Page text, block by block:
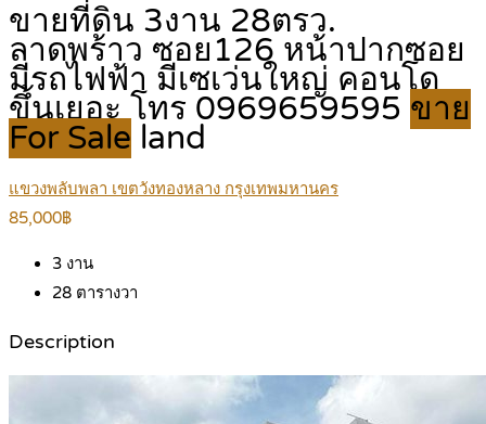
ขายที่ดิน 3งาน 28ตรว.
ลาดพร้าว ซอย126 หน้าปากซอย
มีรถไฟฟ้า มีเซเว่นใหญ่ คอนโด
ขึ้นเยอะ โทร 0969659595 ขาย
For Sale land
แขวงพลับพลา เขตวังทองหลาง กรุงเทพมหานคร
85,000฿
3 งาน
28 ตารางวา
Description